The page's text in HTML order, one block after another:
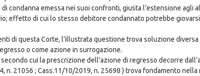
condanna emessa nei suoi confronti, giusta l’estensione
effetto di cui lo stesso debitore condannato potrebbe
di questa Corte, l’illustrata questione trova soluzione
o come azione in surrogazione.
cui la prescrizione dell’azione di regresso decorre
21056 ; Cass.11/10/2019, n. 25698 ) trova fondamento nella